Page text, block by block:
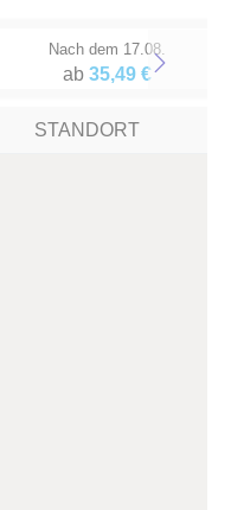
Nach dem 17.08.
ab 35,49 €Next
STANDORT